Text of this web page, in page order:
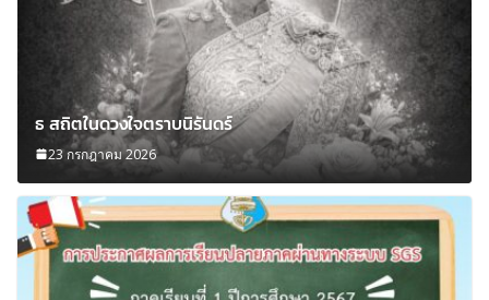
ธ สถิตในดวงใจตราบนิรันดร์
23 กรกฎาคม 2026